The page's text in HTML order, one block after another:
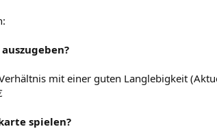
mit einer guten Langlebigkeit
spielen?